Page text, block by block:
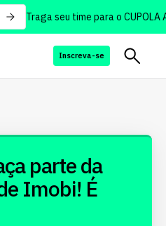
Traga seu time para o CUPOLA
Inscreva-se
parte da
Imobi! É